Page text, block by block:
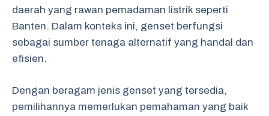
daerah yang rawan pemadaman listrik seperti
Banten. Dalam konteks ini, genset berfungsi
sebagai sumber tenaga alternatif yang handal dan
efisien.
Dengan beragam jenis genset yang tersedia,
pemilihannya memerlukan pemahaman yang baik